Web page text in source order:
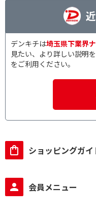
ステレオタイプ
本体形状で絞
丸型
ハンズフリー
ハンズフリー通話
オートスタンバイ対
ハイレゾ対応で
デンキチは埼玉県下業界
見たい、より詳しい説明
をご利用ください。
ショッピングガイ
会員メニュー